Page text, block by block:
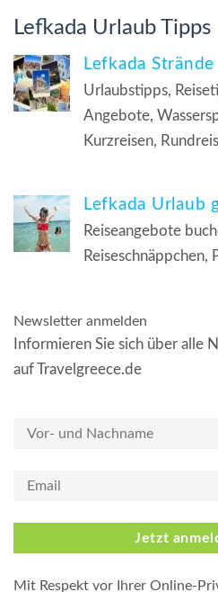
Lefkada Urlaub Tipps
Lefkada Strände
Urlaubstipps,
Angebote,
Kurzreisen,
Lefkada Urlaub
Reiseangebote
Reiseschnäppchen,
Newsletter anmelden
Informieren Sie sich über alle
auf Travelgreece.de
Jetzt
Mit Respekt vor Ihrer Online-